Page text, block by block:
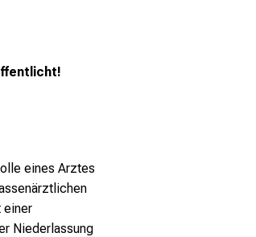
eines Arztes
einer
Niederlassung